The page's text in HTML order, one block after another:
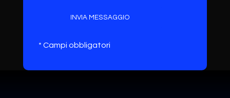
INVIA MESSAGGIO
* Campi obbligatori